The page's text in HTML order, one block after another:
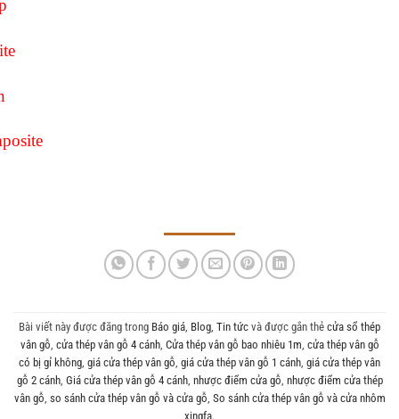
Bài viết này được đăng trong Báo giá, Blog, Tin tức và được gắn thẻ cửa sổ thép
vân gỗ, cửa thép vân gỗ 4 cánh, Cửa thép vân gỗ bao nhiêu 1m, cửa thép vân gỗ
có bị gỉ không, giá cửa thép vân gỗ, giá cửa thép vân gỗ 1 cánh, giá cửa thép vân
gỗ 2 cánh, Giá cửa thép vân gỗ 4 cánh, nhược điểm cửa gỗ, nhược điểm cửa thép
vân gỗ, so sánh cửa thép vân gỗ và cửa gỗ, So sánh cửa thép vân gỗ và cửa nhôm
xingfa.